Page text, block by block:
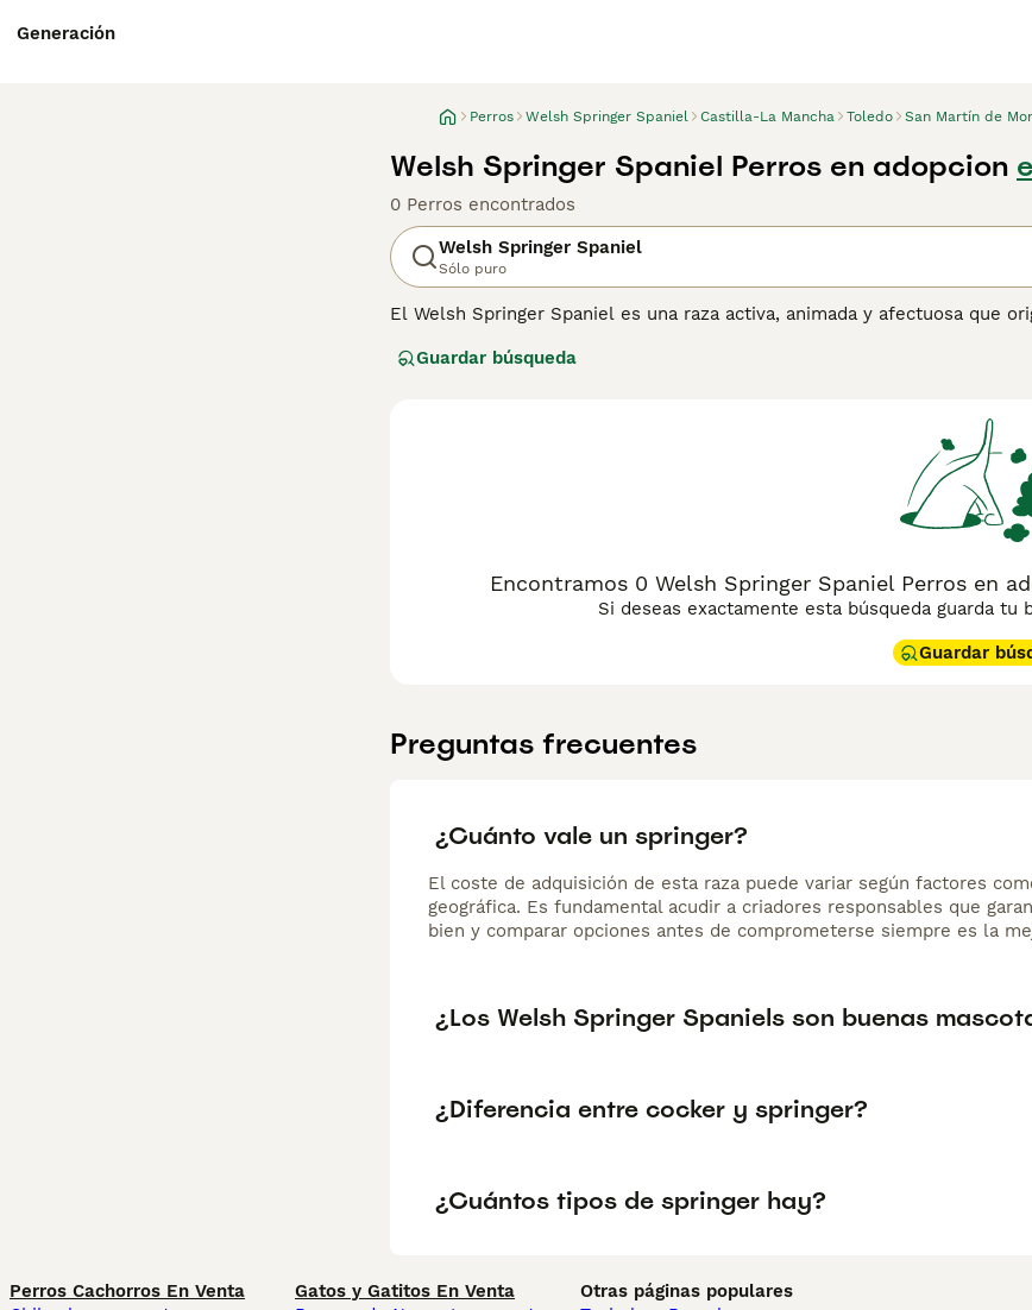
Generación
Perros Welsh Springer Spaniel Castilla-La Mancha Toledo San Martín de
Welsh Springer Spaniel Perros en adopcion
0 Perros encontrados
Welsh Springer Spaniel
Sólo puro
El Welsh Springer Spaniel es una raza activa, animada y afectuosa que
los hogares de muchas personas gracias a su temperamento confiable,
Guardar búsqueda
Encontramos 0 Welsh Springer Spaniel Perros en
Si deseas exactamente esta búsqueda guarda
Guardar
Preguntas frecuentes
¿Cuánto vale un springer?
El coste de adquisición de esta raza puede variar según factores
geográfica. Es fundamental acudir a criadores responsables que
bien y comparar opciones antes de comprometerse siempre es la
¿Los Welsh Springer Spaniels son buenas
¿Diferencia entre cocker y springer?
¿Cuántos tipos de springer hay?
Perros Cachorros En Venta
Gatos y Gatitos En Venta
Otras páginas populares